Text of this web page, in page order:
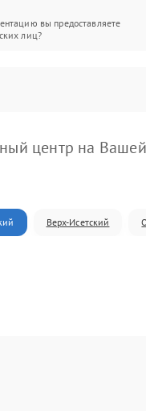
вы предоставляете
лиц?
центр на
Верх-Исетский